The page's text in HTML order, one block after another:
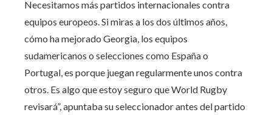
Necesitamos más partidos internacionales contra
equipos europeos. Si miras a los dos últimos años,
cómo ha mejorado Georgia, los equipos
sudamericanos o selecciones como España o
Portugal, es porque juegan regularmente unos contra
otros. Es algo que estoy seguro que World Rugby
revisará”, apuntaba su seleccionador antes del partido